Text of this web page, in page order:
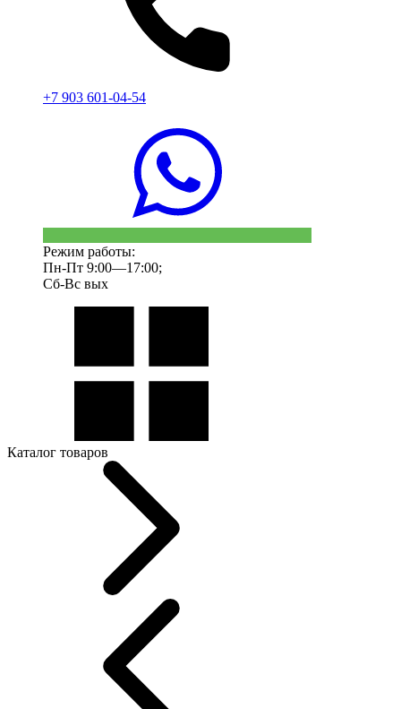
+7 903 601-04-54
Режим работы:
Пн-Пт 9:00—17:00;
Сб-Вс вых
Каталог товаров